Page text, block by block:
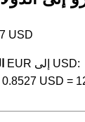
USD
و 15 EUR إلى USD:
USD =